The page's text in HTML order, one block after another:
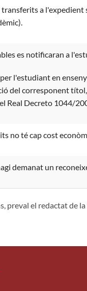
transferits a
es notificaran a
l'estudiant en
del corresponent
Real Decreto 1044/
no té cap cost
demanat un
preval el redactat de la